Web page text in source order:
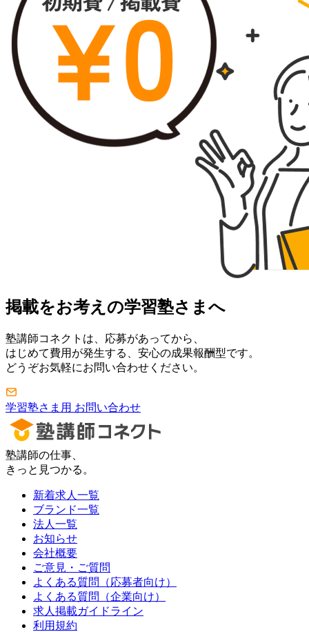
掲載をお考えの学習塾さまへ
塾講師コネクトは、応募があってから、
はじめて費用が発生する、安心の成果報酬型です。
どうぞお気軽にお問い合わせください。
学習塾さま用 お問い合わせ
塾講師の仕事、
きっと見つかる。
新着求人一覧
ブランド一覧
法人一覧
お知らせ
会社概要
ご意見・ご質問
よくある質問（応募者向け）
よくある質問（企業向け）
求人掲載ガイドライン
利用規約